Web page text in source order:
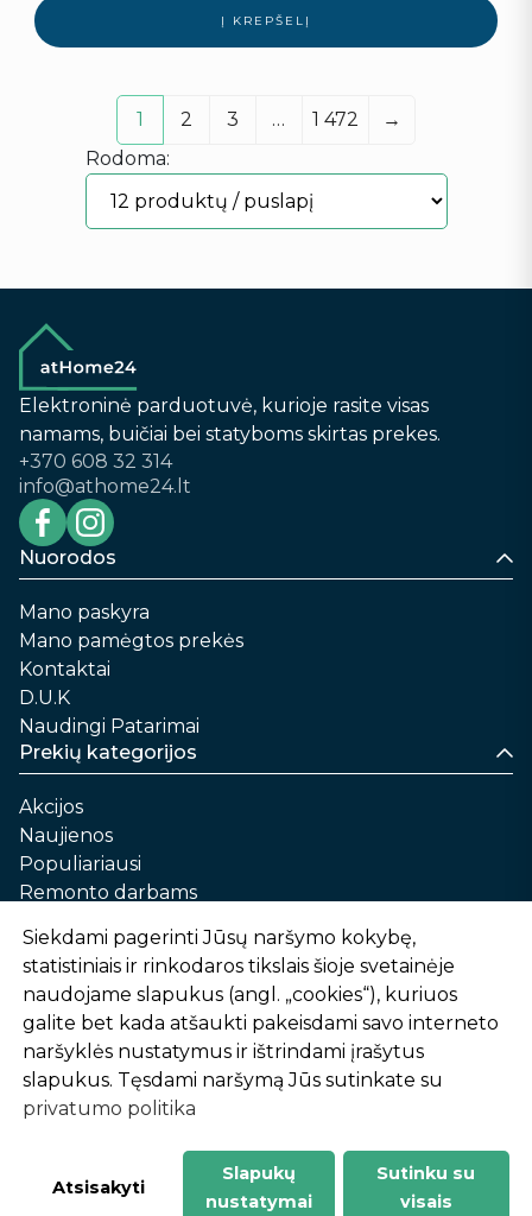
Į KREPŠELĮ
1 2 3 … 1 472
→
Rodoma:
Elektroninė parduotuvė, kurioje rasite visas
namams, buičiai bei statyboms skirtas prekes.
+370 608 32 314
info@athome24.lt
Nuorodos
Mano paskyra
Mano pamėgtos prekės
Kontaktai
D.U.K
Naudingi Patarimai
Prekių kategorijos
Akcijos
Naujienos
Populiariausi
Remonto darbams
Automobilių priežiūrai
Sodui ir daržui
Informacija
Apie mus
Prekių pirkimo – pardavimo taisyklės
Prekių pristatymas ir atsiėmimas
-
1
2
%
n
u
o
l
a
i
d
Siekdami pagerinti Jūsų naršymo kokybę,
statistiniais ir rinkodaros tikslais šioje svetainėje
naudojame slapukus (angl. „cookies“), kuriuos
galite bet kada atšaukti pakeisdami savo interneto
naršyklės nustatymus ir ištrindami įrašytus
slapukus. Tęsdami naršymą Jūs sutinkate su
privatumo politika
Atsisakyti
Slapukų
nustatymai
Sutinku su
visais